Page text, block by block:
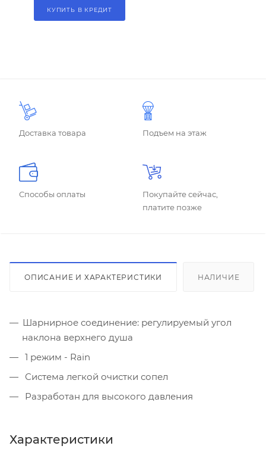
КУПИТЬ В КРЕДИТ
Доставка товара Подъем на этаж
Способы оплаты
Покупайте сейчас,
платите позже
ОПИСАНИЕ И ХАРАКТЕРИСТИКИ НАЛИЧИЕ
Шарнирное соединение: регулируемый угол
наклона верхнего душа
1 режим - Rain
Система легкой очистки сопел
Разработан для высокого давления
Характеристики